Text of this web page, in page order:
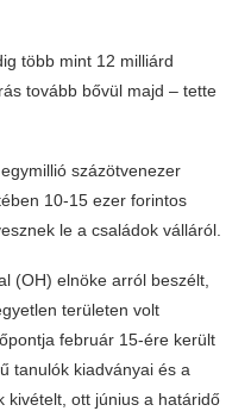
több mint 12 milliárd
tovább bővül majd – tette
százötvenezer
10-15 ezer forintos
le a családok válláról.
(OH) elnöke arról beszélt,
területen volt
február 15-ére került
tanulók kiadványai és a
kivételt, ott június a határidő